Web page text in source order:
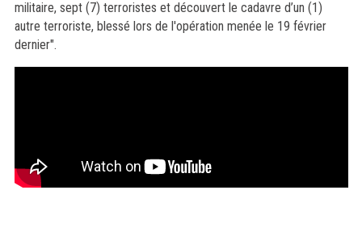
militaire, sept (7) terroristes et découvert le cadavre d’un (1)
autre terroriste, blessé lors de l'opération menée le 19 février
dernier".